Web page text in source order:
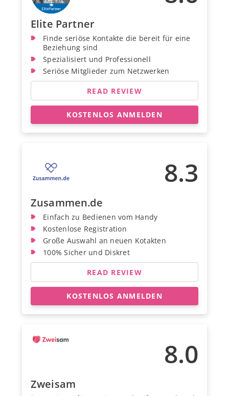
Elite Partner
Finde seriöse Kontakte die bereit für eine
Beziehung sind
Spezialisiert und Professionell
Seriöse Mitglieder zum Netzwerken
READ REVIEW
KOSTENLOS ANMELDEN
8.3
Zusammen.de
Einfach zu Bedienen vom Handy
Kostenlose Registration
Große Auswahl an neuen Kotakten
100% Sicher und Diskret
READ REVIEW
KOSTENLOS ANMELDEN
8.0
Zweisam